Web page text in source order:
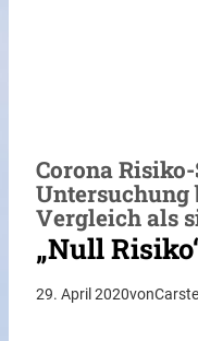
Corona
Untersuchung
Vergleich als
„Null
29. April 2020von